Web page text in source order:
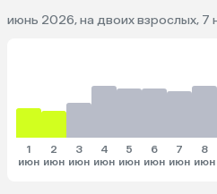
июнь 2026, на двоих взрослых, 7
1
июн
2
июн
3
июн
4
июн
5
июн
6
июн
7
июн
8
июн